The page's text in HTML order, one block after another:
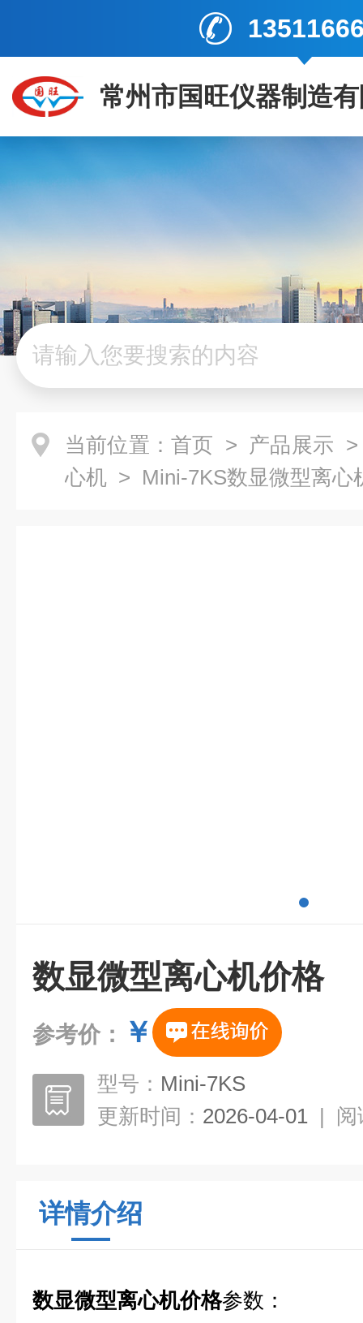
常州市国旺仪器制造
当前位置： 首页 > 产品展示
心机 > Mini-7KS数显微型离心
数显微型离心机价格
参考价： ￥
型号： Mini-7KS
更新时间： 2026-04-01 | 阅
详情介绍
数显微型离心机价格参数：